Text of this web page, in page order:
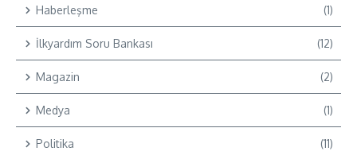
Haberleşme (1)
İlkyardım Soru Bankası (12)
Magazin (2)
Medya (1)
Politika (11)